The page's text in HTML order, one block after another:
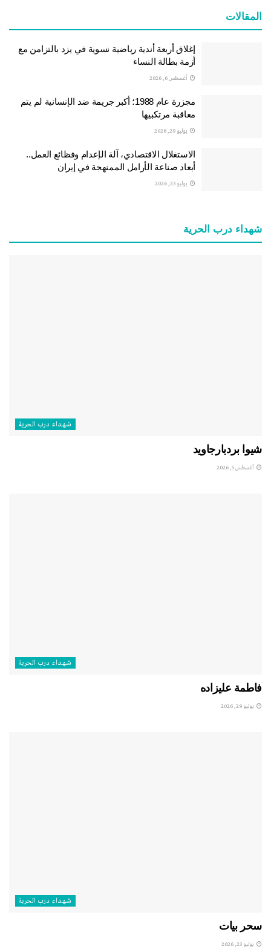
المقالات
إغلاق أربعة أندية رياضية نسوية في يزد بالتزامن مع
أزمة بطالة النساء
أغسطس 6, 2026
مجزرة عام 1988؛ أكبر جريمة ضد الإنسانية لم يتم
معاقبة مرتكبيها
يوليو 29, 2026
الاستغلال الاقتصادي، آلة الإعدام وفظائع العمل..
أبعاد صناعة الأرامل الممنهجة في إيران
يوليو 23, 2026
شهداء درب الحرية
شهداء درب الحرية
شيوا بردبارجاويد
أغسطس 5, 2026
شهداء درب الحرية
فاطمة عليزاده
يوليو 29, 2026
شهداء درب الحرية
سحر بيات
يوليو 23, 2026